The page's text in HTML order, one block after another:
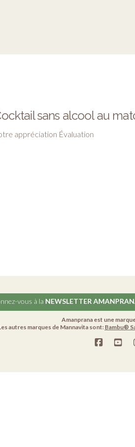
sans alcool au
appréciation Évaluation
vous à la NEWSLETTER
Amanprana est une
autres marques de Mannavita sont: Bambu®